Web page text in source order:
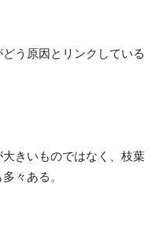
う原因とリンクしている
きいものではなく、枝葉
々ある。